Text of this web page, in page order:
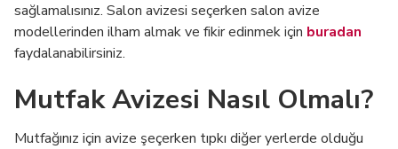
sağlamalısınız. Salon avizesi seçerken salon avize
modellerinden ilham almak ve fikir edinmek için buradan
faydalanabilirsiniz.
Mutfak Avizesi Nasıl Olmalı?
Mutfağınız için avize şeçerken tıpkı diğer yerlerde olduğu